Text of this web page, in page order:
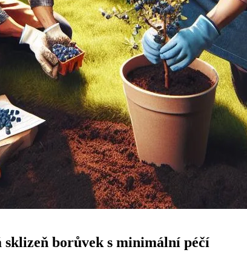
sklizeň borůvek s minimální péčí